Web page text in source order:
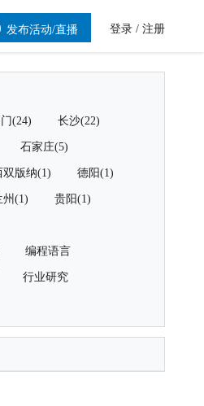
发布活动/直播 登录 / 注册
(24) 长沙(22)
石家庄(5)
双版纳(1) 德阳(1)
州(1) 贵阳(1)
编程语言
行业研究